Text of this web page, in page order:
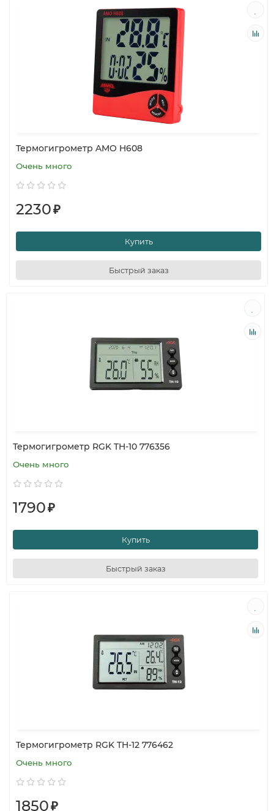
Термогигрометр AMO H608
Очень много
2230₽
Купить
Быстрый заказ
Термогигрометр RGK TH-10 776356
Очень много
1790₽
Купить
Быстрый заказ
Термогигрометр RGK TH-12 776462
Очень много
1850₽